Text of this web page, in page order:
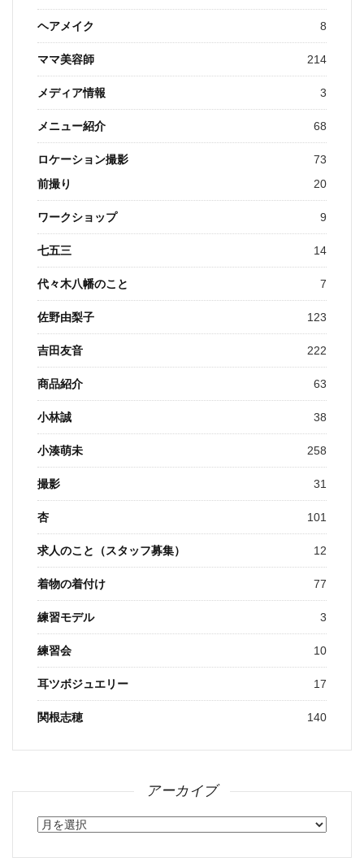
ヘアメイク 8
ママ美容師 214
メディア情報 3
メニュー紹介 68
ロケーション撮影
73
前撮り
20
ワークショップ 9
七五三 14
代々木八幡のこと 7
佐野由梨子 123
吉田友音 222
商品紹介 63
小林誠 38
小湊萌未 258
撮影 31
杏 101
求人のこと（スタッフ募集） 12
着物の着付け 77
練習モデル 3
練習会 10
耳ツボジュエリー 17
関根志穂 140
アーカイブ
ア
カ